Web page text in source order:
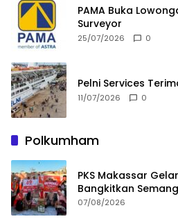
PAMA Buka
Surveyor
25/07/2026 0
Pelni Services
11/07/2026 0
Polkumham
PKS Makassar
Bangkitkan
Tallo
07/08/2026